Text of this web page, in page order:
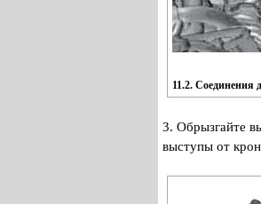
11.2. Соединения
3. Обрызгайте
выступы от